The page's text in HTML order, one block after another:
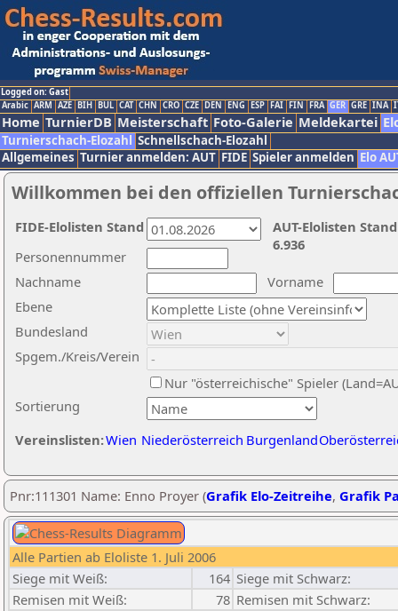
Logged on: Gast
Arabic ARM AZE BIH BUL CAT CHN CRO CZE DEN ENG ESP FAI FIN FRA GER GRE INA
Home TurnierDB Meisterschaft Foto-Galerie Meldekartei
Turnierschach-Elozahl Schnellschach-Elozahl
Allgemeines Turnier anmelden: AUT FIDE Spieler anmelden Elo
Willkommen bei den offiziellen
Nachname
Vorname
Ebene
Sortierung
Personennummer
Bundesland
Spgem./Kreis/Verein
Nur "österreichische" Spieler
Vereinslisten:Wien Niederösterreich Burgenland
AUT-Elolisten
6.936
FIDE-Elolisten Stand
Pnr:111301 Name: Enno Proyer (Grafik Elo-Zeitreihe, Grafik
Alle Partien ab Eloliste 1. Juli 2006
Siege mit Weiß:
164 Siege mit Schwarz:
Remisen mit Weiß:
78 Remisen mit Schwarz: